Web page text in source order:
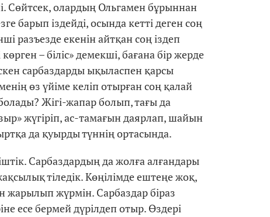
Сөйтсек, олардың Ольгамен бұрыннан
барып іздейді, осында кетті деген соң
разъезде екенін айтқан соң іздеп
– біліс» демекші, бағана бір жерде
сарбаздарды ықыласпен қарсы
өз үйіме келіп отырған соң қалай
Жігі-жапар болып, тағы да
жүгіріп, ас-тамағын даярлап, шайын
да қуырды түннің ортасында.
Сарбаздардың да жолға алғандары
тіледік. Көңілімде ештеңе жоқ,
жарылып жүрмін. Сарбаздар біраз
есе бермей дүрілдеп отыр. Өздері